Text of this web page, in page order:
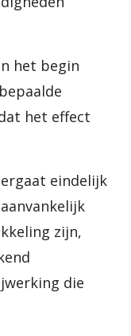
het begin
het effect
eindelijk
zijn,
die